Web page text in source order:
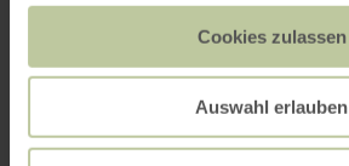
Cookies zulassen
Auswahl erlauben